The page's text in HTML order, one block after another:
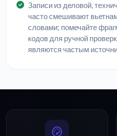
Записи из деловой,
часто смешивают
словами; помечайте
кодов для ручной
являются частым